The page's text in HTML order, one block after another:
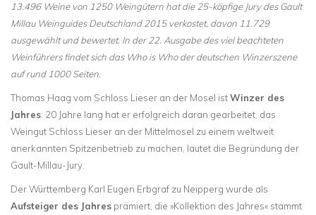
13.496 Weine von 1250 Weingütern hat die 25-köpfige Jury des Gault
Millau Weinguides Deutschland 2015 verkostet, davon 11.729
ausgewählt und bewertet. In der 22. Ausgabe des viel beachteten
Weinführersfindet sich das Who is Who der deutschen Winzerszene
auf rund 1000 Seiten.
Thomas Haag vom Schloss Lieser an der Mosel istWinzer des
Jahres: 20 Jahre lang hat er erfolgreich daran gearbeitet, das
Weingut Schloss Lieser an der Mittelmosel zu einem weltweit
anerkannten Spitzenbetrieb zu machen, lautet die Begründung der
Gault-Millau-Jury.
Der Württemberg Karl Eugen Erbgraf zu Neipperg wurde als
Aufsteiger des Jahres prämiert, die »Kollektion des Jahres« stammt